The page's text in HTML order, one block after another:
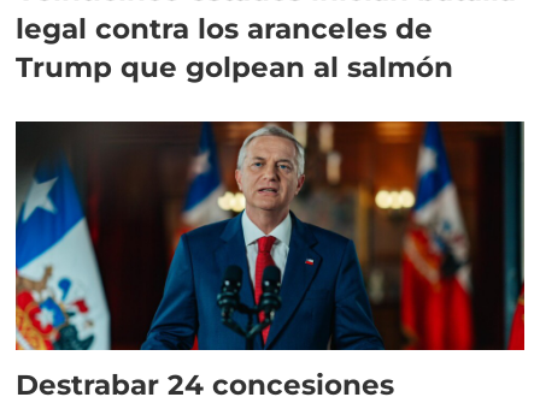
legal contra los aranceles de
Trump que golpean al salmón
Destrabar 24 concesiones